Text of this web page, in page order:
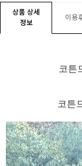
상품 상세
정보
이용
코튼
코튼